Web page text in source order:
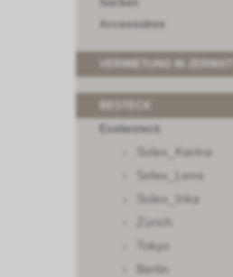
Socken
Accessoires
VERMIETUNG IN ZERMATT
Essbesteck
Solex_Karina
Solex_Lena
Solex_Inka
Zürich
Tokyo
Berlin